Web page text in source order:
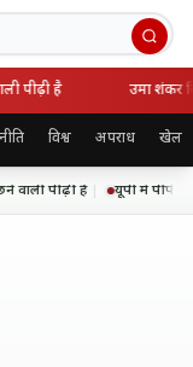
पीढ़ी है उमा शंकर
विश्व अपराध खेल
वाली पीढ़ी है यूपी में